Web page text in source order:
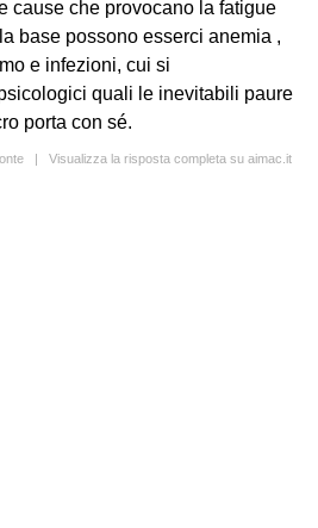
cause che provocano la fatigue
base possono esserci anemia ,
e infezioni, cui si
quali le inevitabili paure
porta con sé.
| Visualizza la risposta completa su aimac.it